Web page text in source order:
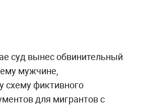
суд вынес обвинительный
мужчине,
схему фиктивного
для мигрантов с